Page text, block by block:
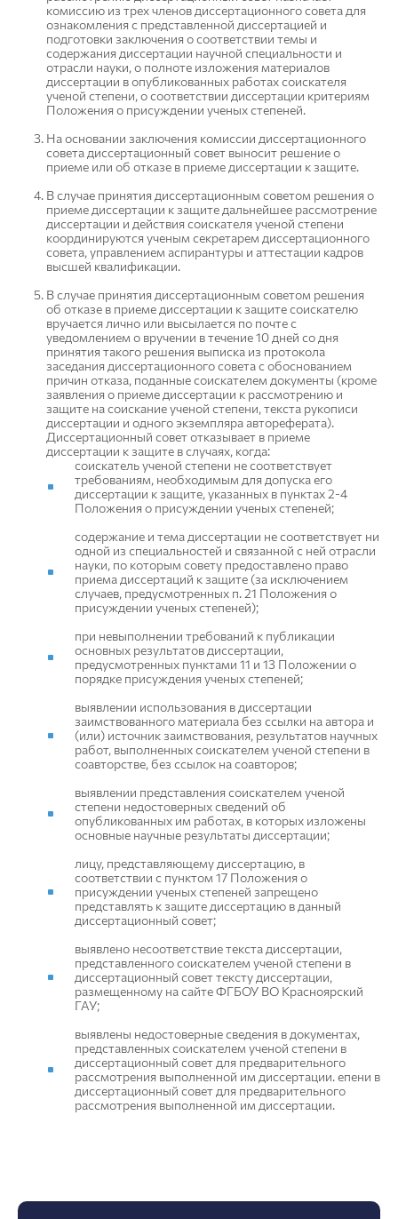
комиссию из трех членов диссертационного совета для
ознакомления с представленной диссертацией и
подготовки заключения о соответствии темы и
содержания диссертации научной специальности и
отрасли науки, о полноте изложения материалов
диссертации в опубликованных работах соискателя
ученой степени, о соответствии диссертации критериям
Положения о присуждении ученых степеней.
На основании заключения комиссии диссертационного
совета диссертационный совет выносит решение о
приеме или об отказе в приеме диссертации к защите.
В случае принятия диссертационным советом решения о
приеме диссертации к защите дальнейшее рассмотрение
диссертации и действия соискателя ученой степени
координируются ученым секретарем диссертационного
совета, управлением аспирантуры и аттестации кадров
высшей квалификации.
В случае принятия диссертационным советом решения
об отказе в приеме диссертации к защите соискателю
вручается лично или высылается по почте с
уведомлением о вручении в течение 10 дней со дня
принятия такого решения выписка из протокола
заседания диссертационного совета с обоснованием
причин отказа, поданные соискателем документы (кроме
заявления о приеме диссертации к рассмотрению и
защите на соискание ученой степени, текста рукописи
диссертации и одного экземпляра автореферата).
Диссертационный совет отказывает в приеме
диссертации к защите в случаях, когда:
соискатель ученой степени не соответствует
требованиям, необходимым для допуска его
диссертации к защите, указанных в пунктах 2-4
Положения о присуждении ученых степеней;
содержание и тема диссертации не соответствует ни
одной из специальностей и связанной с ней отрасли
науки, по которым совету предоставлено право
приема диссертаций к защите (за исключением
случаев, предусмотренных п. 21 Положения о
присуждении ученых степеней);
при невыполнении требований к публикации
основных результатов диссертации,
предусмотренных пунктами 11 и 13 Положении о
порядке присуждения ученых степеней;
выявлении использования в диссертации
заимствованного материала без ссылки на автора и
(или) источник заимствования, результатов научных
работ, выполненных соискателем ученой степени в
соавторстве, без ссылок на соавторов;
выявлении представления соискателем ученой
степени недостоверных сведений об
опубликованных им работах, в которых изложены
основные научные результаты диссертации;
лицу, представляющему диссертацию, в
соответствии с пунктом 17 Положения о
присуждении ученых степеней запрещено
представлять к защите диссертацию в данный
диссертационный совет;
выявлено несоответствие текста диссертации,
представленного соискателем ученой степени в
диссертационный совет тексту диссертации,
размещенному на сайте ФГБОУ ВО Красноярский
ГАУ;
выявлены недостоверные сведения в документах,
представленных соискателем ученой степени в
диссертационный совет для предварительного
рассмотрения выполненной им диссертации. епени в
диссертационный совет для предварительного
рассмотрения выполненной им диссертации.